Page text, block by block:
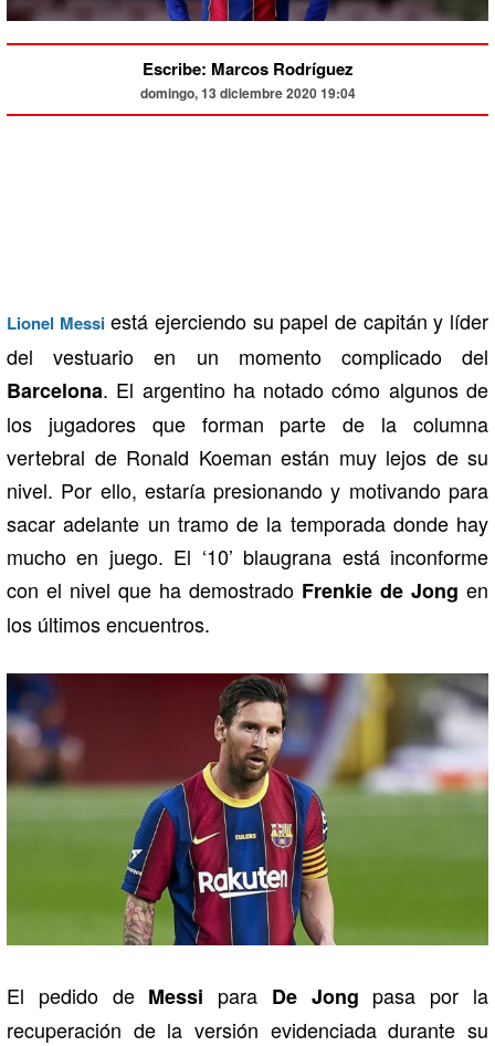
Escribe: Marcos Rodríguez
domingo, 13 diciembre 2020 19:04
Lionel Messiestá ejerciendo su papel de capitán y líder
del vestuario en un momento complicado del
Barcelona. El argentino ha notado cómo algunos de
los jugadores que forman parte de la columna
vertebral de Ronald Koeman están muy lejos de su
nivel. Por ello, estaría presionando y motivando para
sacar adelante un tramo de la temporada donde hay
mucho en juego. El ‘10’ blaugrana está inconforme
con el nivel que ha demostrado Frenkie de Jong en
los últimos encuentros.
El pedido de Messi para De Jong pasa por la
recuperación de la versión evidenciada durante su